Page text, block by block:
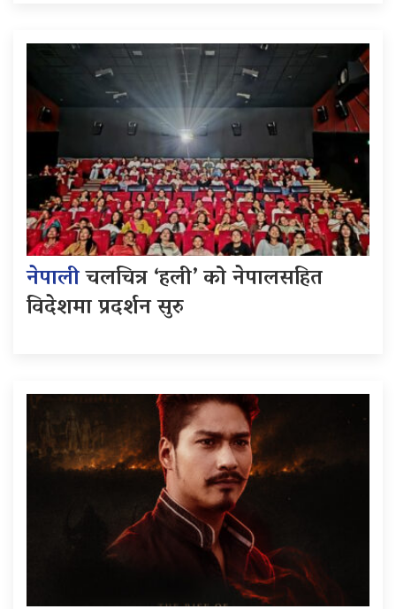
नेपालीचलचित्र ‘हली’ को नेपालसहित
विदेशमा प्रदर्शन सुरु